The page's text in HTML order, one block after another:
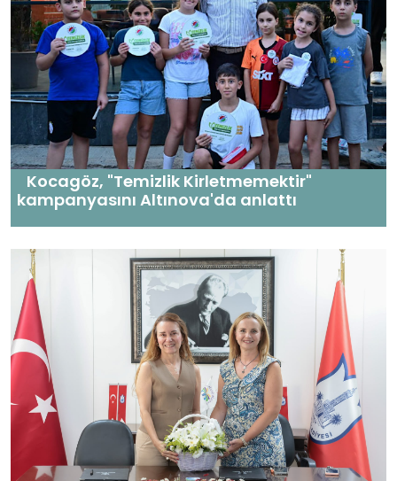
Kocagöz, "Temizlik Kirletmemektir"
kampanyasını Altınova'da anlattı